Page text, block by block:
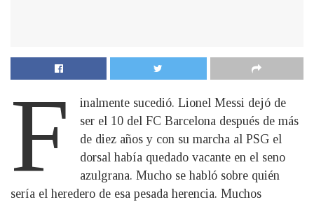
F
inalmente sucedió. Lionel Messi dejó de
ser el 10 del FC Barcelona después de más
de diez años y con su marcha al PSG el
dorsal había quedado vacante en el seno
azulgrana. Mucho se habló sobre quién
sería el heredero de esa pesada herencia. Muchos